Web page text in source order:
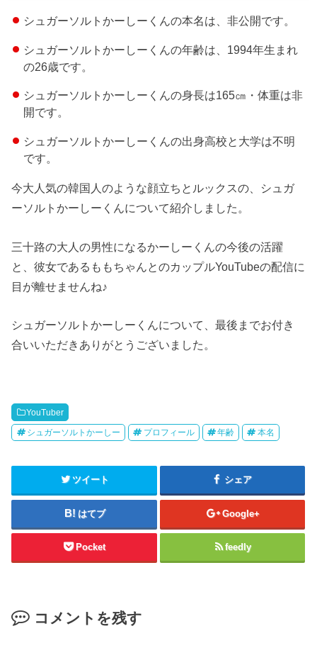
シュガーソルトかーしーくんの本名は、非公開です。
シュガーソルトかーしーくんの年齢は、1994年生まれ
の26歳です。
シュガーソルトかーしーくんの身長は165㎝・体重は非
開です。
シュガーソルトかーしーくんの出身高校と大学は不明
です。
今大人気の韓国人のような顔立ちとルックスの、シュガ
ーソルトかーしーくんについて紹介しました。
三十路の大人の男性になるかーしーくんの今後の活躍
と、彼女であるももちゃんとのカップルYouTubeの配信に
目が離せませんね♪
シュガーソルトかーしーくんについて、最後までお付き
合いいただきありがとうございました。
YouTuber
シュガーソルトかーしー プロフィール 年齢 本名
ツイート シェア
はてブ Google+
Pocket feedly
コメントを残す